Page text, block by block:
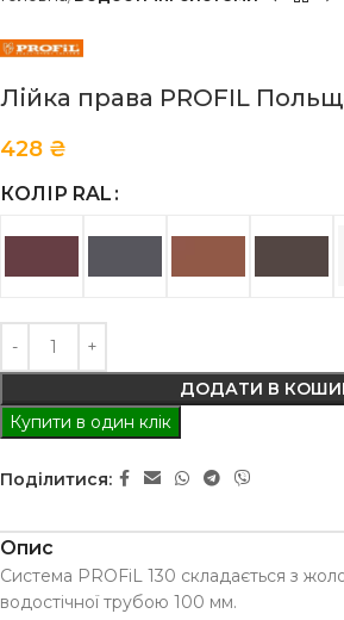
Лійка права PROFIL
428 ₴
КОЛІР RAL
ДОДАТИ В
Купити в один клік
Поділитися:
Опис
Система PROFiL 130 складається з
водостічної трубою 100 мм.